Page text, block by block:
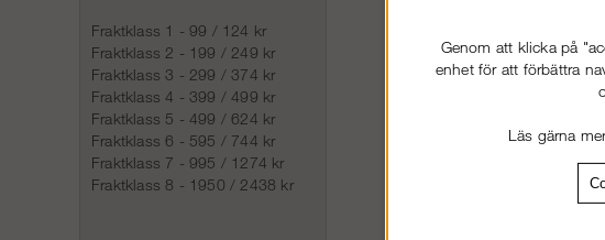
Fraktklass 1 - 99 / 124 kr
Fraktklass 2 - 199 / 249 kr
Fraktklass 3 - 299 / 374 kr
Fraktklass 4 - 399 / 499 kr
Fraktklass 5 - 499 / 624 kr
Fraktklass 6 - 595 / 744 kr
Fraktklass 7 - 995 / 1274 kr
Fraktklass 8 - 1950 / 2438 kr
Genom att klicka på
enhet för att förbättra
Läs gärna